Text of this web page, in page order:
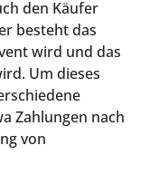
den Käufer
besteht das
wird und das
Um dieses
Zahlungen nach
von